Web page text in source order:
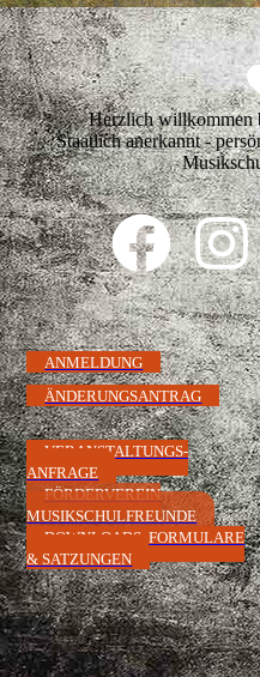
Herzlich willkommen
Staatlich anerkannt -
ANMELDUNG
ÄNDERUNGSANTRAG
VERANSTALTUNGS-
ANFRAGE
FÖRDERVEREIN
MUSIKSCHULFREUNDE
DOWNLOADS, FORMULARE
& SATZUNGEN